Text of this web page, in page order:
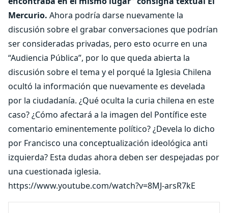
Mercurio. Ahora podría darse nuevamente la
discusión sobre el grabar conversaciones que podrían
ser consideradas privadas, pero esto ocurre en una
“Audiencia Pública”, por lo que queda abierta la
discusión sobre el tema y el porqué la Iglesia Chilena
ocultó la información que nuevamente es develada
por la ciudadanía. ¿Qué oculta la curia chilena en este
caso? ¿Cómo afectará a la imagen del Pontífice este
comentario eminentemente político? ¿Devela lo dicho
por Francisco una conceptualización ideológica anti
izquierda? Esta dudas ahora deben ser despejadas por
una cuestionada iglesia.
https://www.youtube.com/watch?v=8MJ-arsR7kE